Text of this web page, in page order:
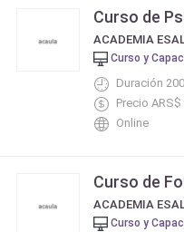
Curso de
ACADEMIA
Curso y
Duración
Precio
Online
Curso de
ACADEMIA
Curso y